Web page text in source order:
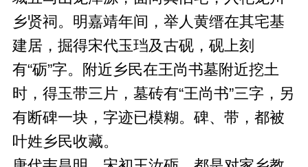
乡贤祠。明嘉靖年间，举人黄缙在其宅基
建居，掘得宋代玉珰及古砚，砚上刻
有“砺”字。附近乡民在王尚书墓附近挖土
时，得玉带三片，墓砖有“王尚书”三字，另
有断碑一块，字迹已模糊。碑、带，都被
叶姓乡民收藏。